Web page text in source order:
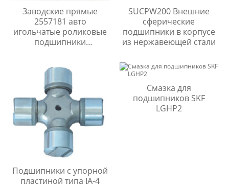
Заводские прямые
2557181 авто
игольчатые роликовые
подшипники
SUCPW200 Внешние
сферические
подшипники в корпусе
из нержавеющей стали
Подшипники с упорной
пластиной типа IA-4
Смазка для
подшипников SKF
LGHP2